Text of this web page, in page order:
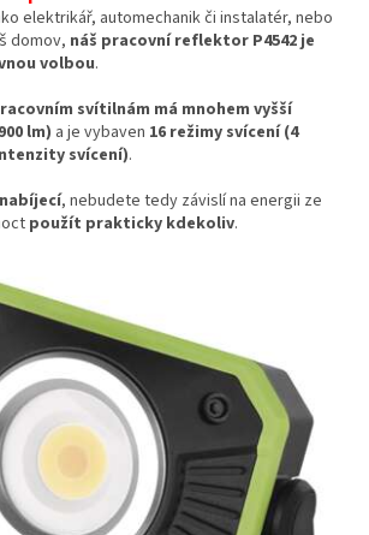
elektrikář, automechanik či instalatér, nebo
domov, náš pracovní reflektor P4542 je
volbou.
svítilnám má mnohem vyšší
lm) a je vybaven 16 režimy svícení (4
svícení).
nabíjecí, nebudete tedy závislí na energii ze
použít prakticky kdekoliv.